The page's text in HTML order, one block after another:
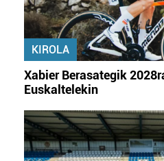
KIROLA
Xabier Berasategik
Euskaltelekin